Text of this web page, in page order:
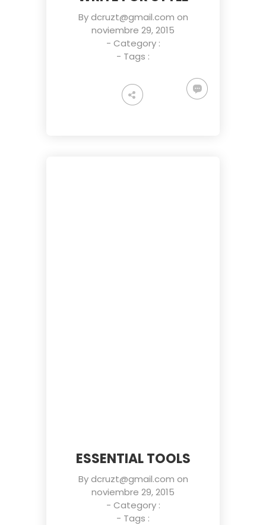
Bydcruzt@gmail.com on
noviembre 29, 2015
- Category :
- Tags :
ESSENTIAL TOOLS
Bydcruzt@gmail.com on
noviembre 29, 2015
- Category :
- Tags :